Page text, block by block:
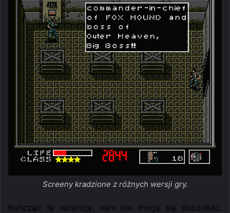
Screeny kradzione z różnych wersji gry.
Kończąc tę recenzję, sam nie mogę się doczekać,